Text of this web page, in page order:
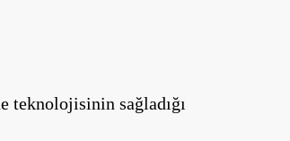
teknolojisinin sağladığı